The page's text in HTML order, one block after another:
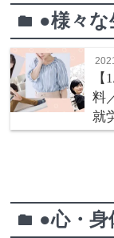
folder ●様々な
料
就
folder ●心・身